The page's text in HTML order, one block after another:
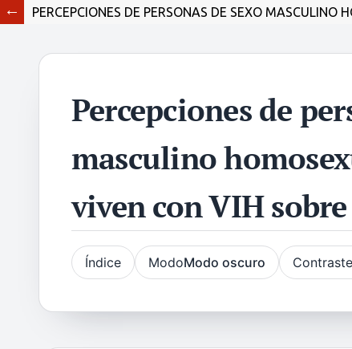
PERCEPCIONES DE PERSONAS DE SEXO